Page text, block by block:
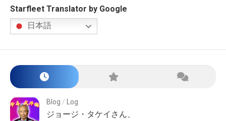
Starfleet Translator by Google
日本語
Blog / Log
ジョージ・タケイさん、